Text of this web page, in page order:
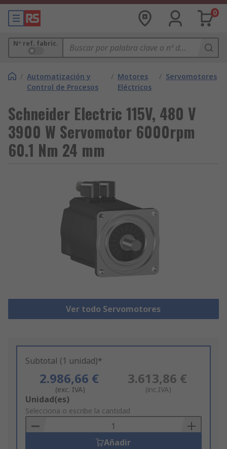
0
Nº ref. fabric.
/ Automatización y
Control de Procesos
/ Motores
Eléctricos
/ Servomotores
Schneider Electric 115V, 480 V
3900 W Servomotor 6000rpm
60.1 Nm 24 mm
Ver todo Servomotores
Subtotal (1 unidad)*
2.986,66 €
(exc. IVA)
3.613,86 €
(inc.IVA)
Add
to
Basket
Unidad(es)
Selecciona o escribe la cantidad
Añadir